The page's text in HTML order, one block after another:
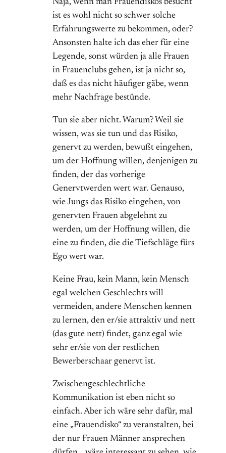
Naja, wenn man Frauendiskos besucht
ist es wohl nicht so schwer solche
Erfahrungswerte zu bekommen, oder?
Ansonsten halte ich das eher für eine
Legende, sonst würden ja alle Frauen
in Frauenclubs gehen, ist ja nicht so,
daß es das nicht häufiger gäbe, wenn
mehr Nachfrage bestünde.
Tun sie aber nicht. Warum? Weil sie
wissen, was sie tun und das Risiko,
genervt zu werden, bewußt eingehen,
um der Hoffnung willen, denjenigen zu
finden, der das vorherige
Genervtwerden wert war. Genauso,
wie Jungs das Risiko eingehen, von
genervten Frauen abgelehnt zu
werden, um der Hoffnung willen, die
eine zu finden, die die Tiefschläge fürs
Ego wert war.
Keine Frau, kein Mann, kein Mensch
egal welchen Geschlechts will
vermeiden, andere Menschen kennen
zu lernen, den er/sie attraktiv und nett
(das gute nett) findet, ganz egal wie
sehr er/sie von der restlichen
Bewerberschaar genervt ist.
Zwischengeschlechtliche
Kommunikation ist eben nicht so
einfach. Aber ich wäre sehr dafür, mal
eine „Frauendisko“ zu veranstalten, bei
der nur Frauen Männer ansprechen